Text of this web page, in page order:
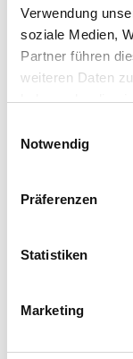
Verwendung
soziale Medien,
Partner führen
weiteren Daten
haben oder die
Notwendig
Präferenzen
Statistiken
Marketing
Produkteigenschaft